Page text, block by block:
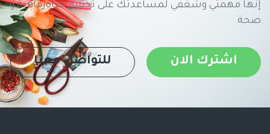
إنها مهمتي وشغفي لمساعدتك على تحقيق حياةرفاهية و
صحة
اشترك الان للتواصل معنا